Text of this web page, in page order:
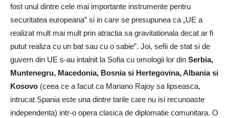
fost unul dintre cele mai importante instrumente pentru
securitatea europeana” si in care se presupunea ca „UE a
realizat mult mai mult prin atractia sa gravitationala decat ar fi
putut realiza cu un bat sau cu o sabie”. Joi, sefii de stat si de
guvern din UE s-au intalnit la Sofia cu omologii lor din Serbia,
Muntenegru, Macedonia, Bosnia si Hertegovina, Albania si
Kosovo (ceea ce a facut ca Mariano Rajoy sa lipseasca,
intrucat Spania este una dintre tarile care nu isi recunoaste
independenta) intr-o opera clasica de diplomatie comunitara. O